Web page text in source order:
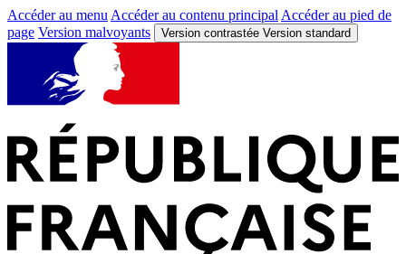
Accéder au menu Accéder au contenu principal Accéder au pied de
page Version malvoyants Version contrastée Version standard